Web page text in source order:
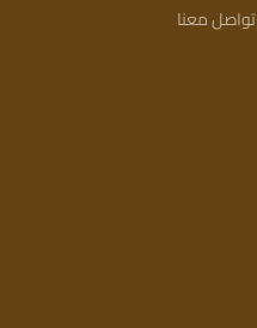
تواصل معنا